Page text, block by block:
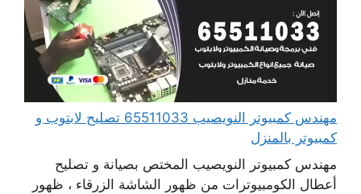
مهندس كمبيوتر النويصيب 65511033 تصليح لابتوب و
كمبيوتر بالمنزل
مهندس كمبيوتر النويصيب المختص بصيانة و تصليح
أعطال الكومبيوترات من ظهور الشاشة الزرقاء ، ظهور